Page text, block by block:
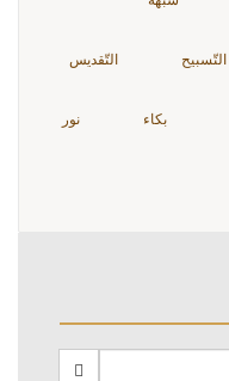
التّسبيح التّقديس
بكاء نور